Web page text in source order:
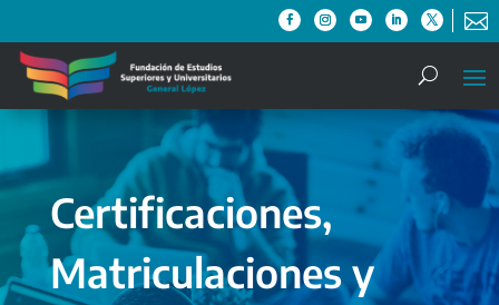

Certificaciones,
Matriculaciones y